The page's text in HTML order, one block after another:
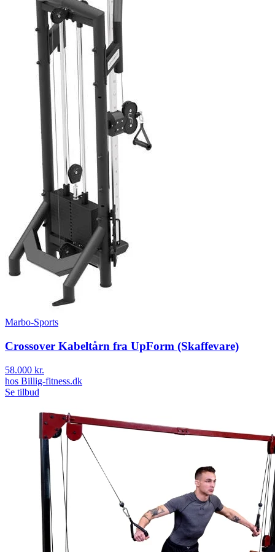
Marbo-Sports
Crossover Kabeltårn fra UpForm (Skaffevare)
58.000 kr.
hos Billig-fitness.dk
Se tilbud